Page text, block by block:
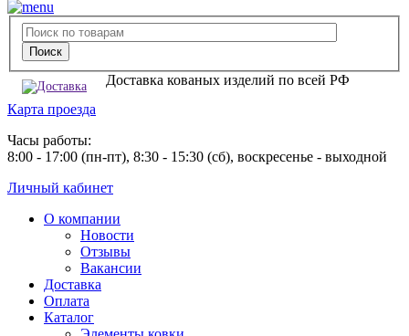
Доставка кованых изделий по всей РФ
Карта проезда
Часы работы:
8:00 - 17:00 (пн-пт), 8:30 - 15:30 (сб), воскресенье - выходной
Личный кабинет
О компании
Новости
Отзывы
Вакансии
Доставка
Оплата
Каталог